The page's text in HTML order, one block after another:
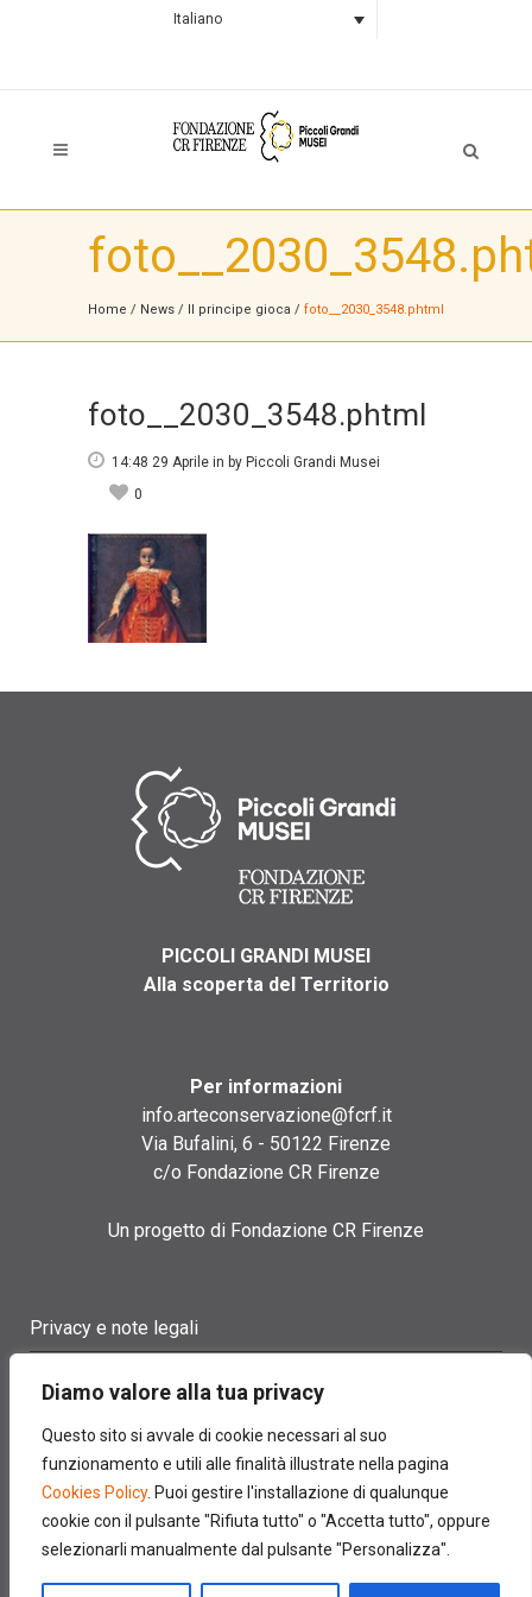
Diamo valore alla tua privacy
Questo sito si avvale di cookie necessari al suo
funzionamento e utili alle finalità illustrate nella pagina
Cookies Policy. Puoi gestire l'installazione di qualunque
cookie con il pulsante "Rifiuta tutto" o "Accetta tutto", oppure
selezionarli manualmente dal pulsante "Personalizza".
Italiano
Home / News / Il principe gioca / foto__2030_3548.phtml
foto__2030_3548.phtml
14:48 29 Aprile in by Piccoli Grandi Musei
0
PICCOLI GRANDI MUSEI
Alla scoperta del Territorio
Per informazioni
info.arteconservazione@fcrf.it
Via Bufalini, 6 - 50122 Firenze
c/o Fondazione CR Firenze
Un progetto di Fondazione CR Firenze
Privacy e note legali
Cookie policy
Contatti